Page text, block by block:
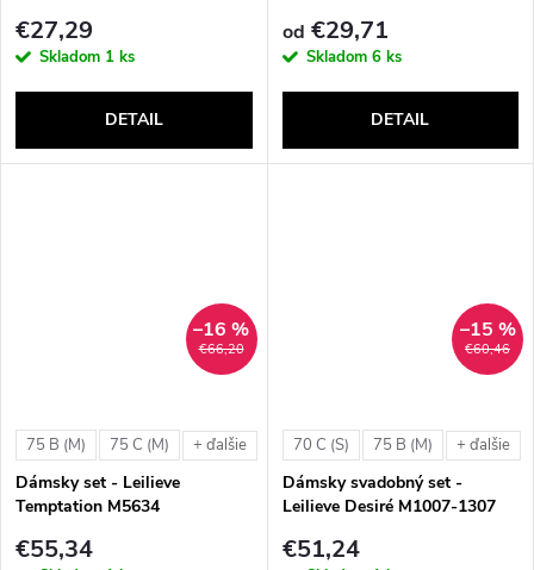
€27,29
Skladom 1 ks
DETAIL
od €29,71
Skladom 6 ks
DETAIL
€66,20
–16 %
75 B (M) 75 C (M) + ďalšie
Dámsky set - Leilieve
Temptation M5634
€55,34
€60,46
–15 %
70 C (S) 75 B (M) + ďalšie
Dámsky svadobný set -
Leilieve Desiré M1007-1307
€51,24